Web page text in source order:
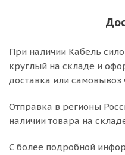
При наличии Кабель
круглый на складе и
доставка или самовывоз
Отправка в регионы
наличии товара на
С более подробной